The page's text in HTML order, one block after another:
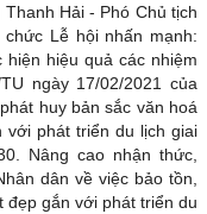
Hải - Phó Chủ tịch
Lễ hội nhấn mạnh:
hiệu quả các nhiệm
ngày 17/02/2021 của
huy bản sắc văn hoá
với phát triển du lịch giai
Nâng cao nhận thức,
dân về việc bảo tồn,
đẹp gắn với phát triển du